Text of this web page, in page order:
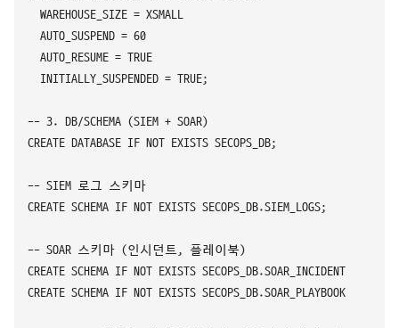
  WAREHOUSE_SIZE = XSMALL
  AUTO_SUSPEND = 60
  AUTO_RESUME = TRUE
  INITIALLY_SUSPENDED = TRUE;
-- 3. DB/SCHEMA (SIEM + SOAR)
CREATE DATABASE IF NOT EXISTS SECOPS_DB;
-- SIEM 로그 스키마
CREATE SCHEMA IF NOT EXISTS SECOPS_DB.SIEM_LOGS;
-- SOAR 스키마 (인시던트, 플레이북)
CREATE SCHEMA IF NOT EXISTS SECOPS_DB.SOAR_INCIDENTS;
CREATE SCHEMA IF NOT EXISTS SECOPS_DB.SOAR_PLAYBOOKS;